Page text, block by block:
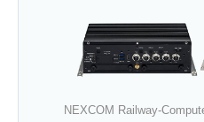
NEXCOM Railway-